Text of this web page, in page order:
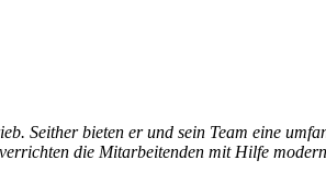
Seither bieten er und sein Team eine
die Mitarbeitenden mit Hilfe